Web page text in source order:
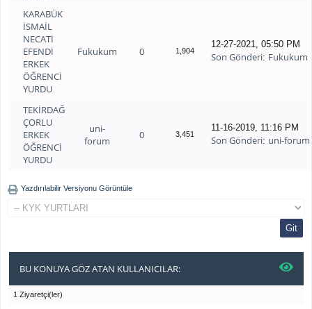
KARABÜK
İSMAİL
NECATİ
EFENDİ
ERKEK
ÖĞRENCİ
YURDU
Fukukum 0 1,904
12-27-2021, 05:50 PM
Son Gönderi: Fukukum
TEKİRDAĞ
ÇORLU
ERKEK
ÖĞRENCİ
YURDU
uni-
forum
0 3,451
11-16-2019, 11:16 PM
Son Gönderi: uni-forum
Yazdırılabilir Versiyonu Görüntüle
BU KONUYA GÖZ ATAN KULLANICILAR:
1 Ziyaretçi(ler)